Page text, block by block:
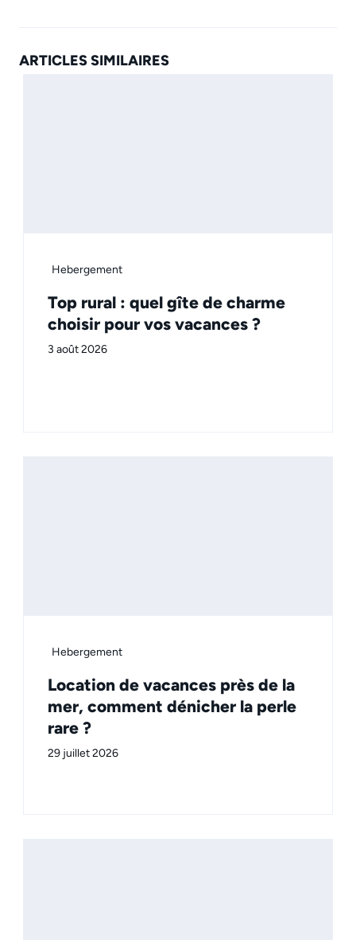
ARTICLES SIMILAIRES
Hebergement
Top rural : quel gîte de charme
choisir pour vos vacances ?
3 août 2026
Hebergement
Location de vacances près de la
mer, comment dénicher la perle
rare ?
29 juillet 2026